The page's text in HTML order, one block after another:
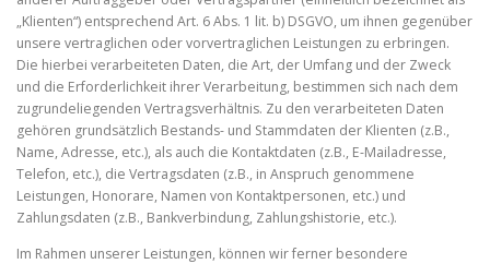
„Klienten“) entsprechend Art. 6 Abs. 1 lit. b) DSGVO, um ihnen gegenüber
unsere vertraglichen oder vorvertraglichen Leistungen zu erbringen.
Die hierbei verarbeiteten Daten, die Art, der Umfang und der Zweck
und die Erforderlichkeit ihrer Verarbeitung, bestimmen sich nach dem
zugrundeliegenden Vertragsverhältnis. Zu den verarbeiteten Daten
gehören grundsätzlich Bestands- und Stammdaten der Klienten (z.B.,
Name, Adresse, etc.), als auch die Kontaktdaten (z.B., E-Mailadresse,
Telefon, etc.), die Vertragsdaten (z.B., in Anspruch genommene
Leistungen, Honorare, Namen von Kontaktpersonen, etc.) und
Zahlungsdaten (z.B., Bankverbindung, Zahlungshistorie, etc.).
Im Rahmen unserer Leistungen, können wir ferner besondere